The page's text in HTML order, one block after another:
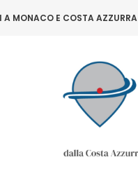
A MONACO E COSTA AZZURRA